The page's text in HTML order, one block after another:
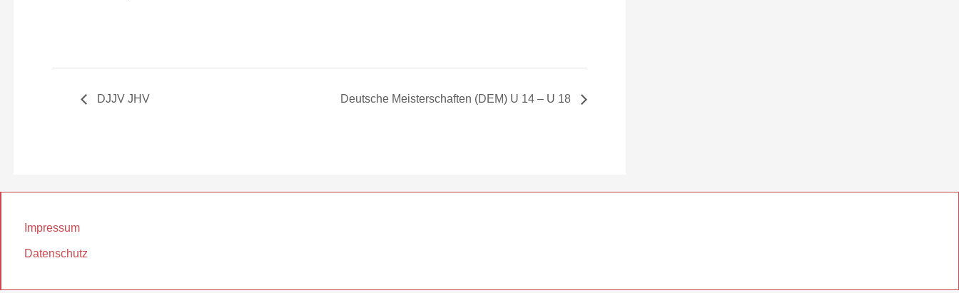
DJJV JHV Deutsche Meisterschaften (DEM) U 14 – U 18
Impressum
Datenschutz